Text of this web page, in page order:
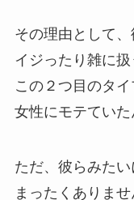
その理由として
イジったり雑に
この２つ目のタ
女性にモテていた
ただ、彼らみた
まったくありませ